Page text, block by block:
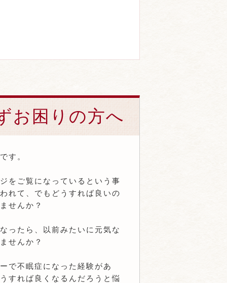
お困りの方へ
す。
をご覧になっているという事
れて、でもどうすれば良いの
せんか？
ったら、以前みたいに元気な
せんか？
で不眠症になった経験があ
すれば良くなるんだろうと悩